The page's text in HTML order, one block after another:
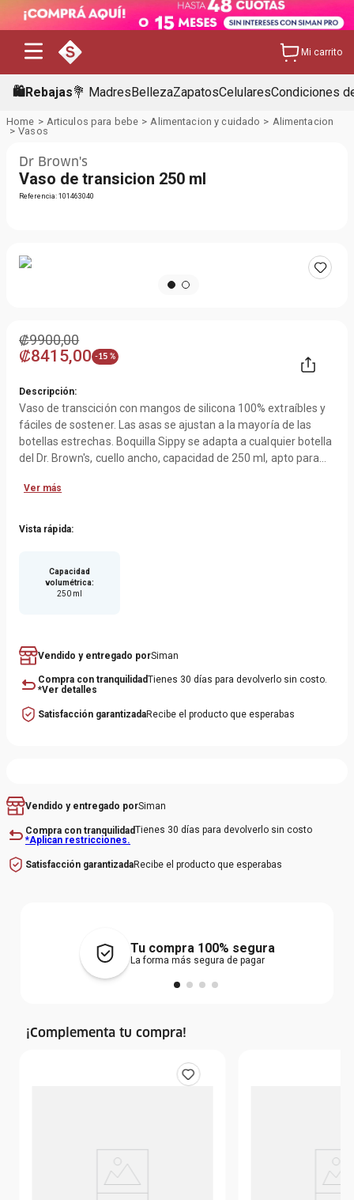
Mi carrito
🛍️Rebajas💐 MadresBellezaZapatosCelularesCondiciones
Articulos para bebe Alimentacion y cuidado
Alimentacion
Vasos
Dr Brown's
Vaso de transicion 250 ml
Referencia:101463040
₡9900,00
₡8415,00 -15 %
Descripción:
Vaso de transcición con mangos de silicona 100% extraíbles y
fáciles de sostener. Las asas se ajustan a la mayoría de las
botellas estrechas. Boquilla Sippy se adapta a cualquier botella
del Dr. Brown's, cuello ancho, capacidad de 250 ml, apto para
Ver más
Vista rápida:
Capacidad
volumétrica:
250 ml
Vendido y entregado porSiman
Compra con tranquilidadTienes 30 días para devolverlo sin costo.
*Ver detalles
Satisfacción garantizadaRecibe el producto que esperabas
Vendido y entregado porSiman
Compra con tranquilidadTienes 30 días para devolverlo sin costo
*Aplican restricciones.
Satisfacción garantizadaRecibe el producto que esperabas
Tu compra 100% segura
La forma más segura de pagar
¡Complementa tu compra!